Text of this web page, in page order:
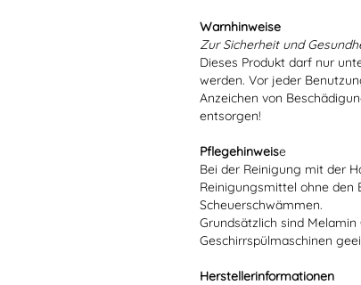
Warnhinweise
Zur Sicherheit und
Dieses Produkt darf nur
werden. Vor jeder
Anzeichen von
entsorgen!
Pflegehinweise
Bei der Reinigung mit der
Reinigungsmittel ohne den
Scheuerschwämmen.
Grundsätzlich sind
Geschirrspülmaschinen
Herstellerinformationen